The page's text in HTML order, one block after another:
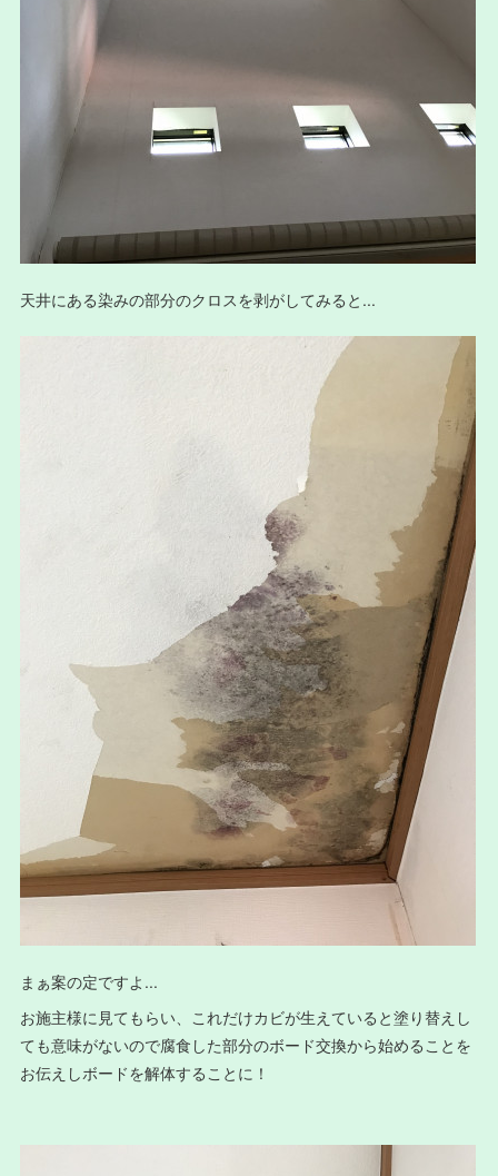
天井にある染みの部分のクロスを剥がしてみると...
まぁ案の定ですよ...
お施主様に見てもらい、これだけカビが生えていると塗り替えし
ても意味がないので腐食した部分のボード交換から始めることを
お伝えしボードを解体することに！